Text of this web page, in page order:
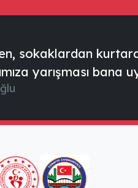
sokaklardan
yarışması bana